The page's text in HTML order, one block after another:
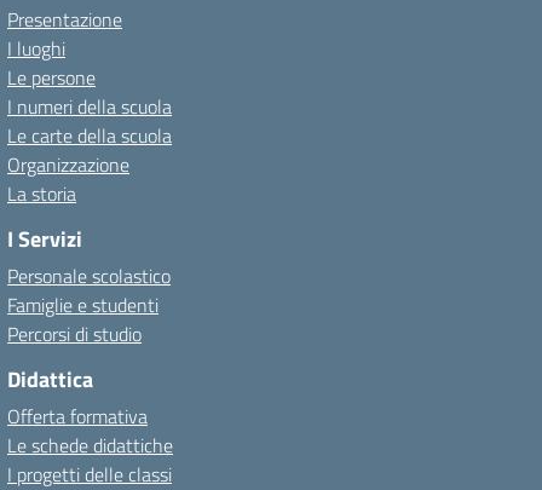
Presentazione
I luoghi
Le persone
I numeri della scuola
Le carte della scuola
Organizzazione
La storia
I Servizi
Personale scolastico
Famiglie e studenti
Percorsi di studio
Didattica
Offerta formativa
Le schede didattiche
I progetti delle classi